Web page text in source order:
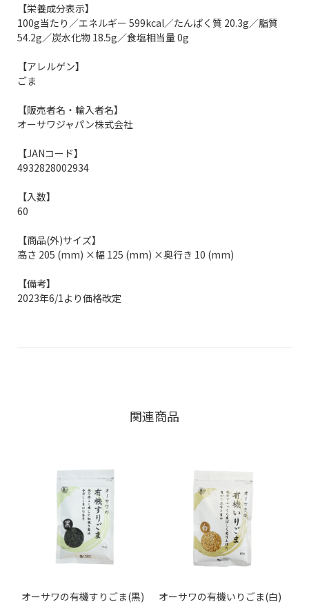
【栄養成分表示】
100g当たり／エネルギー 599kcal／たんぱく質 20.3g／脂質
54.2g／炭水化物 18.5g／食塩相当量 0g
【アレルゲン】
ごま
【販売者名・輸入者名】
オーサワジャパン株式会社
【JANコード】
4932828002934
【入数】
60
【商品(外)サイズ】
高さ 205 (mm) ×幅 125 (mm) ×奥行き 10 (mm)
【備考】
2023年6/1より価格改定
関連商品
オーサワの有機すりごま(黒) オーサワの有機いりごま(白)